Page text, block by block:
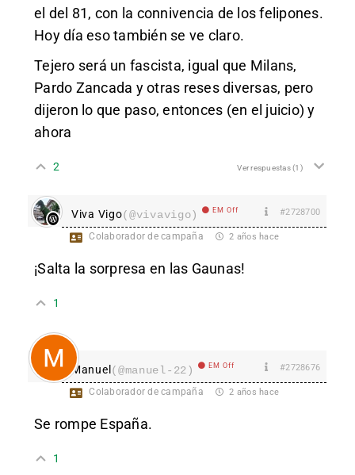
el del 81, con la connivencia de los felipones.
Hoy día eso también se ve claro.
Tejero será un fascista, igual que Milans,
Pardo Zancada y otras reses diversas, pero
dijeron lo que paso, entonces (en el juicio) y
ahora
2 Ver respuestas(1)
Viva Vigo(@vivavigo) EM Off #2728700
Colaborador de campaña 2 años hace
¡Salta la sorpresa en las Gaunas!
1
Manuel(@manuel-22) EM Off #2728676
Colaborador de campaña 2 años hace
Se rompe España.
1